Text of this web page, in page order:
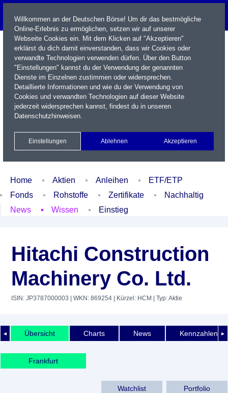
Name / WKN / ISIN / Kürzel
Xetra Realtime
Watchlist Portfolio Login
Home Aktien Anleihen
ETF/ETP
Fonds
Rohstoffe Zertifikate
Nachhaltig
News
Wissen Einstieg
Hitachi Construction
Machinery Co. Ltd.
ISIN: JP3787000003 | WKN: 869254 | Kürzel: HCM | Typ: Aktie
◄ ►
Übersicht Charts News Kennzahlen
Frankfurt
Watchlist Portfolio
Willkommen an der Deutschen Börse! Um dir das bestmögliche
Online-Erlebnis zu ermöglichen, setzen wir auf unserer
Webseite Cookies ein. Mit dem Klicken auf "Akzeptieren"
erklärst du dich damit einverstanden, dass wir Cookies oder
verwandte Technologien verwenden dürfen. Über den Button
"Einstellungen" kannst du der Verwendung der genannten
Dienste im Einzelnen zustimmen oder widersprechen.
Detaillierte Informationen und wie du der Verwendung von
Cookies und verwandten Technologien auf dieser Website
jederzeit widersprechen kannst, findest du in unseren
Datenschutzhinweisen.
Einstellungen Ablehnen Akzeptieren